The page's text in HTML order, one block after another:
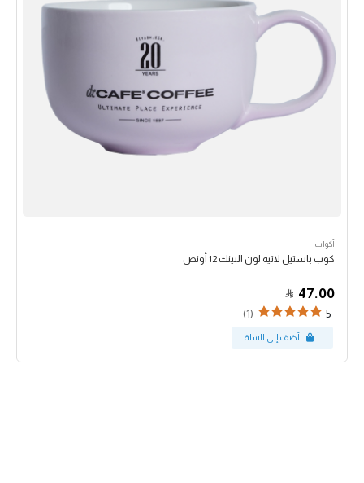
أكواب
كوب باستيل لاتيه لون البينك 12 أونص
47.00
5
(1)